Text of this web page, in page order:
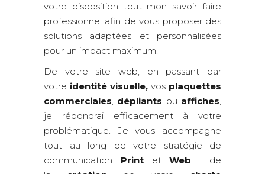
votre disposition tout mon savoir faire
professionnel afin de vous proposer des
solutions adaptées et personnalisées
pour un impact maximum.
De votre site web, en passant par
votre identité visuelle, vos plaquettes
commerciales, dépliants ou affiches,
je répondrai efficacement à votre
problématique. Je vous accompagne
tout au long de votre stratégie de
communication Print etWeb : de